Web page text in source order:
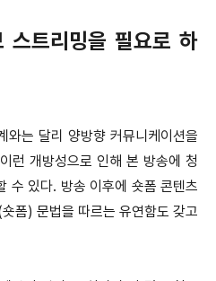
스트리밍을 필요로 하
와는 달리 양방향 커뮤니케이션을
런 개방성으로 인해 본 방송에 청
수 있다. 방송 이후에 숏폼 콘텐츠
폼) 문법을 따르는 유연함도 갖고